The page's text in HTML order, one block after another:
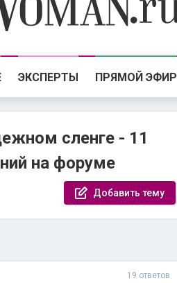
ЭКСПЕРТЫ ПРЯМОЙ ЭФИР
сленге - 11
на форуме
Добавить тему
19 ответов